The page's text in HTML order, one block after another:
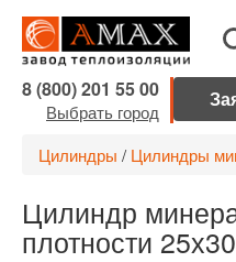
8 (800) 201 55 00
Выбрать город
Цилиндры / Цилиндры
Цилиндр
плотности